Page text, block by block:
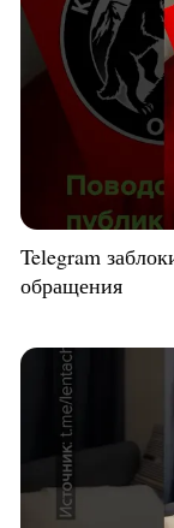
Telegram
обращения